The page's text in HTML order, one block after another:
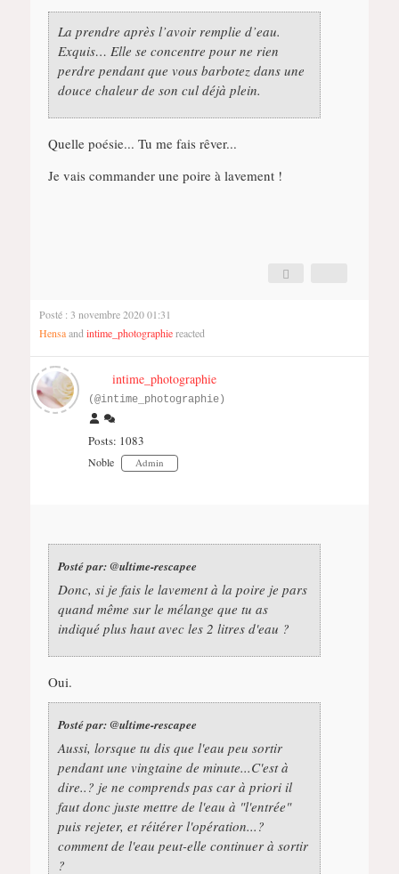
La prendre après l’avoir remplie d’eau.
Exquis… Elle se concentre pour ne rien
perdre pendant que vous barbotez dans une
douce chaleur de son cul déjà plein.
Quelle poésie... Tu me fais rêver...
Je vais commander une poire à lavement !
Posté : 3 novembre 2020 01:31
Hensaandintime_photographiereacted
intime_photographie
(@intime_photographie)
Posts: 1083
Noble Admin
Posté par:@ultime-rescapee
Donc, si je fais le lavement à la poire je pars
quand même sur le mélange que tu as
indiqué plus haut avec les 2 litres d'eau ?
Oui.
Posté par:@ultime-rescapee
Aussi, lorsque tu dis que l'eau peu sortir
pendant une vingtaine de minute...C'est à
dire..? je ne comprends pas car à priori il
faut donc juste mettre de l'eau à "l'entrée"
puis rejeter, et réitérer l'opération...?
comment de l'eau peut-elle continuer à sortir
?